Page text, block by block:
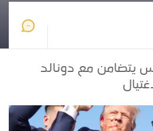
يتضامن مع دونالد